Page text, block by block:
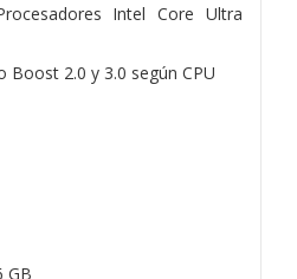
Intel Core Ultra
Boost 2.0 y 3.0 según CPU
GB